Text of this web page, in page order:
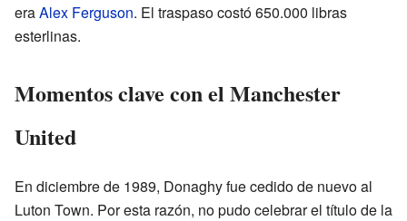
eraAlex Ferguson. El traspaso costó 650.000 libras
esterlinas.
Momentos clave con el Manchester
United
En diciembre de 1989, Donaghy fue cedido de nuevo al
Luton Town. Por esta razón, no pudo celebrar el título de la